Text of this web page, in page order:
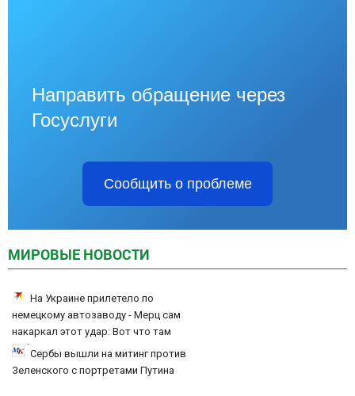
Направить обращение через
Госуслуги
Сообщить о проблеме
МИРОВЫЕ НОВОСТИ
На Украине прилетело по
немецкому автозаводу - Мерц сам
накаркал этот удар: Вот что там
собирали
Сербы вышли на митинг против
Зеленского с портретами Путина